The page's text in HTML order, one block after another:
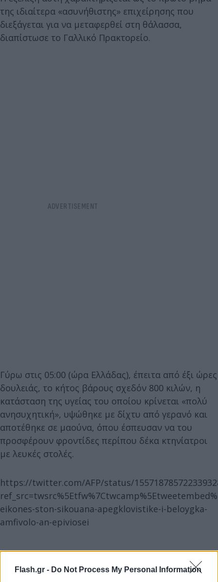
Flash.gr - Do Not Process My Personal Information
της ιδιαίτερα «ασυνήθιστης» επιχείρησης που
διεξάγεται για να μεταφερθεί στη θάλασσα,
διαπίστωσε το Γαλλικό Πρακτορείο.
Γύρω στις 05:00 (ώρα Ελλάδας), έπειτα από έξι ώρες
δουλειάς, το κήτος βάρους σχεδόν 800 κιλών, η
κατάσταση της υγείας του οποίου κρίνεται «πολύ
ανησυχητική», υψώθηκε με δίχτυ από γερανό και
αποτέθηκε σε μαούνα, όπου έσπευσαν να του
προσφέρουν φροντίδες περίπου δέκα κτηνίατροι
με λευκές στολές.
https://twitter.com/AFP/status/
eikones-ston-sikouana-apegklovistike-i-beloygka-
amfivolo-an-epiviosei